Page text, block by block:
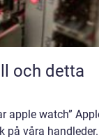
och detta
apple watch”
på våra